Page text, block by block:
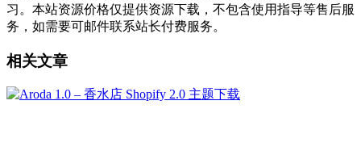
习。本站资源价格仅提供资源下载，不包含使用指导等售后服
务，如需要可邮件联系站长付费服务。
相关文章